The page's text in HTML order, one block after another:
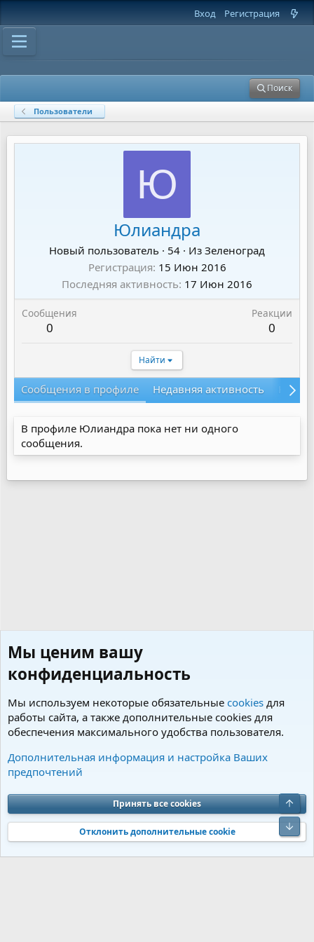
Вход Регистрация
Поиск
Пользователи
Ю
Юлиандра
Новый пользователь · 54 · Из Зеленоград
Регистрация 15 Июн 2016
Последняя активность 17 Июн 2016
Сообщения
0
Реакции
0
Найти
Сообщения в профиле Недавняя активность
В профиле Юлиандра пока нет ни одного
сообщения.
Пользователи
Cookies Charm by DCom
Обратная связь
Условия и правила
Политика конфиденциальности
Помощь
S
S
Community platform by XenForo® © 2010-2026 XenForo Ltd. Перевод от
Jumuro®|Media embeds via s9e/MediaSites
Мы ценим вашу
конфиденциальность
Мы используем некоторые обязательные cookies для
работы сайта, а также дополнительные cookies для
обеспечения максимального удобства пользователя.
Дополнительная информация и настройка Ваших
предпочтений
Принять все cookies
Отклонить дополнительные cookie
Верх
Низ